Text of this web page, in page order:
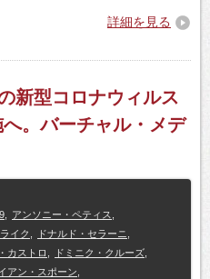
詳細を見る
新型コロナウィルス
。バーチャル・メデ
アンソニー・ペティス
イク
ドナルド・セラーニ
カストロ ドミニク・クルーズ
アン・スポーン